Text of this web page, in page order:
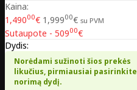
Kaina:
1,49000€ 1,99900€ su PVM
Sutaupote - 50900€
Dydis:
Norėdami sužinoti šios prekės
likučius, pirmiausiai pasirinkite
norimą dydį.